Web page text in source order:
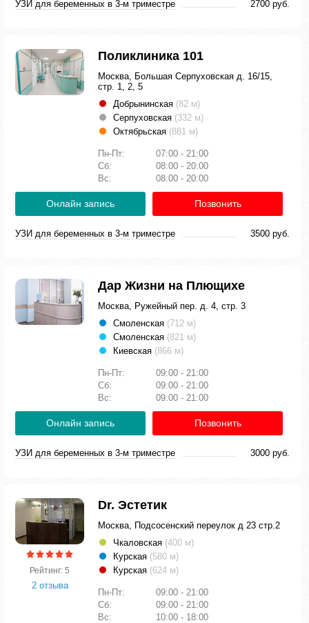
УЗИ для беременных в 3-м триместре 2700 руб.
Поликлиника 101
Москва, Большая Серпуховская д. 16/15,
стр. 1, 2, 5
Добрынинская (82 м)
Серпуховская (332 м)
Октябрьская (881 м)
Пн-Пт:
07:00 - 21:00
Сб:
08:00 - 20:00
Вс:
08:00 - 20:00
Онлайн запись Позвонить
УЗИ для беременных в 3-м триместре 3500 руб.
Дар Жизни на Плющихе
Москва, Ружейный пер. д. 4, стр. 3
Смоленская (712 м)
Смоленская (821 м)
Киевская (866 м)
Пн-Пт:
09:00 - 21:00
Сб:
09:00 - 21:00
Вс:
09:00 - 21:00
Онлайн запись Позвонить
УЗИ для беременных в 3-м триместре 3000 руб.
Рейтинг: 5
2 отзыва
Dr. Эстетик
Москва, Подсосенский переулок д 23 стр.2
Чкаловская (400 м)
Курская (580 м)
Курская (624 м)
Пн-Пт:
09:00 - 21:00
Сб:
09:00 - 21:00
Вс:
10:00 - 18:00